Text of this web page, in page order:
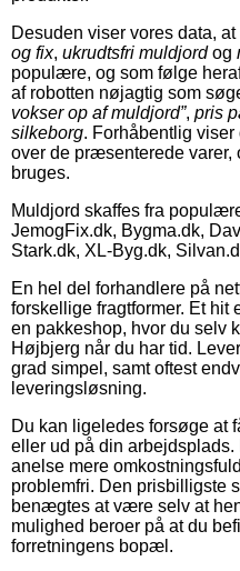
Desuden viser vores data,
og fix, ukrudtsfri muldjordog
populære, og som følge
af robotten nøjagtig som
vokser op af muldjord”, pris
silkeborg. Forhåbentlig
over de præsenterede varer,
bruges.
Muldjord skaffes fra
JemogFix.dk, Bygma.dk,
Stark.dk, XL-Byg.dk,
En hel del forhandlere på
forskellige fragtformer. Et
en pakkeshop, hvor du selv
Højbjerg når du har tid.
grad simpel, samt oftest
leveringsløsning.
Du kan ligeledes forsøge at
eller ud på din
anelse mere
problemfri. Den prisbilligste
benægtes at være selv at
mulighed beroer på at du
forretningens bopæl.